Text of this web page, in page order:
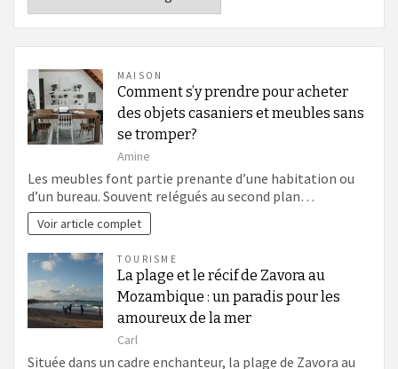
MAISON
Comment s’y prendre pour acheter
des objets casaniers et meubles sans
se tromper?
Amine
Les meubles font partie prenante d’une habitation ou
d’un bureau. Souvent relégués au second plan…
Voir article complet
TOURISME
La plage et le récif de Zavora au
Mozambique : un paradis pour les
amoureux de la mer
Carl
Située dans un cadre enchanteur, la plage de Zavora au